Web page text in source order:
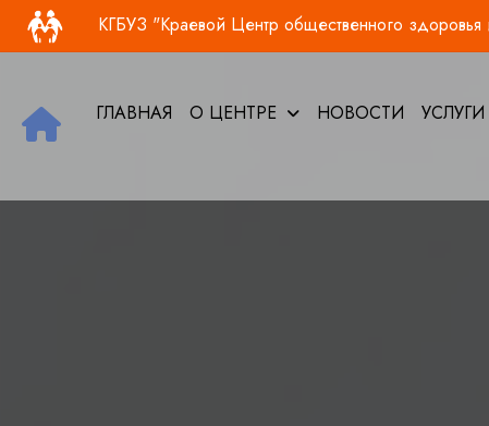
Перейти к основному содержанию
Основная навигация
КГБУЗ "Краевой Центр общественного
ГЛАВНАЯ О ЦЕНТРЕ НОВОСТИ УСЛУГИ